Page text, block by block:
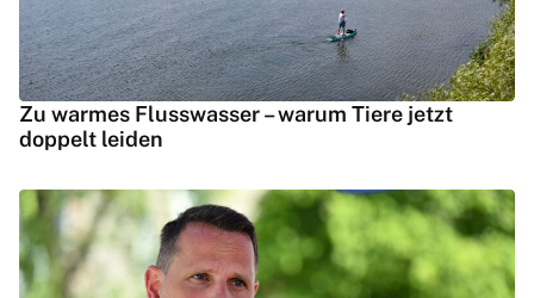
Zu warmes Flusswasser – warum Tiere jetzt
doppelt leiden